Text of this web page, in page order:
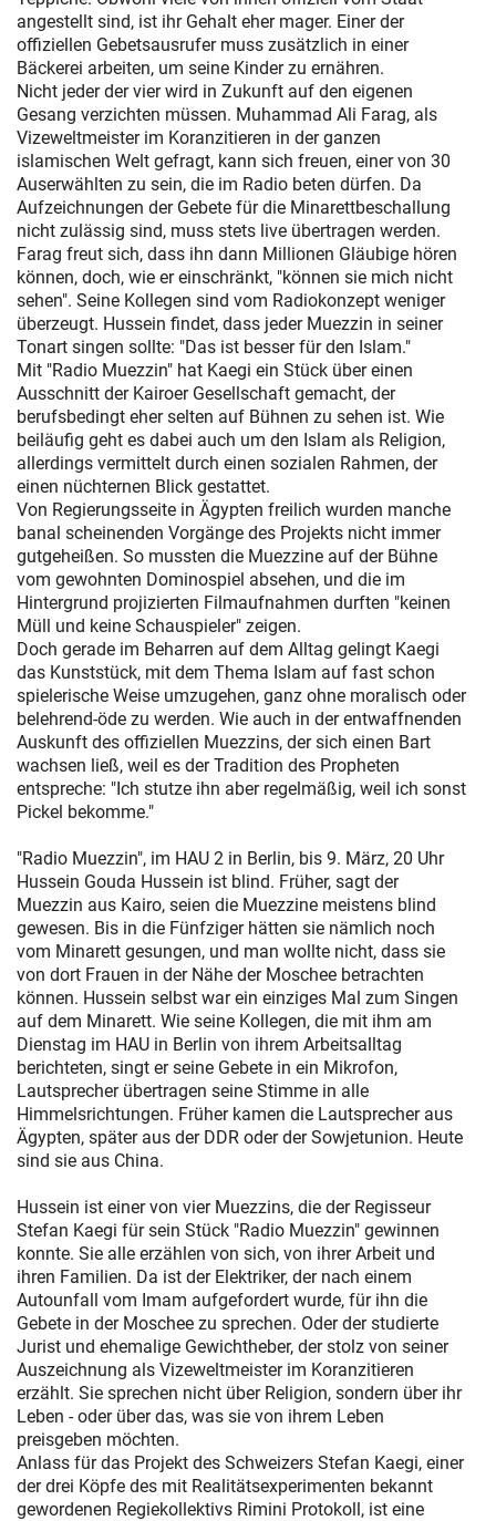
angestellt sind, ist ihr Gehalt eher mager. Einer der
offiziellen Gebetsausrufer muss zusätzlich in einer
Bäckerei arbeiten, um seine Kinder zu ernähren.
Nicht jeder der vier wird in Zukunft auf den eigenen
Gesang verzichten müssen. Muhammad Ali Farag, als
Vizeweltmeister im Koranzitieren in der ganzen
islamischen Welt gefragt, kann sich freuen, einer von 30
Auserwählten zu sein, die im Radio beten dürfen. Da
Aufzeichnungen der Gebete für die Minarettbeschallung
nicht zulässig sind, muss stets live übertragen werden.
Farag freut sich, dass ihn dann Millionen Gläubige hören
können, doch, wie er einschränkt, "können sie mich nicht
sehen". Seine Kollegen sind vom Radiokonzept weniger
überzeugt. Hussein findet, dass jeder Muezzin in seiner
Tonart singen sollte: "Das ist besser für den Islam."
Mit "Radio Muezzin" hat Kaegi ein Stück über einen
Ausschnitt der Kairoer Gesellschaft gemacht, der
berufsbedingt eher selten auf Bühnen zu sehen ist. Wie
beiläufig geht es dabei auch um den Islam als Religion,
allerdings vermittelt durch einen sozialen Rahmen, der
einen nüchternen Blick gestattet.
Von Regierungsseite in Ägypten freilich wurden manche
banal scheinenden Vorgänge des Projekts nicht immer
gutgeheißen. So mussten die Muezzine auf der Bühne
vom gewohnten Dominospiel absehen, und die im
Hintergrund projizierten Filmaufnahmen durften "keinen
Müll und keine Schauspieler" zeigen.
Doch gerade im Beharren auf dem Alltag gelingt Kaegi
das Kunststück, mit dem Thema Islam auf fast schon
spielerische Weise umzugehen, ganz ohne moralisch oder
belehrend-öde zu werden. Wie auch in der entwaffnenden
Auskunft des offiziellen Muezzins, der sich einen Bart
wachsen ließ, weil es der Tradition des Propheten
entspreche: "Ich stutze ihn aber regelmäßig, weil ich sonst
Pickel bekomme."
"Radio Muezzin", im HAU 2 in Berlin, bis 9. März, 20 Uhr
Hussein Gouda Hussein ist blind. Früher, sagt der
Muezzin aus Kairo, seien die Muezzine meistens blind
gewesen. Bis in die Fünfziger hätten sie nämlich noch
vom Minarett gesungen, und man wollte nicht, dass sie
von dort Frauen in der Nähe der Moschee betrachten
können. Hussein selbst war ein einziges Mal zum Singen
auf dem Minarett. Wie seine Kollegen, die mit ihm am
Dienstag im HAU in Berlin von ihrem Arbeitsalltag
berichteten, singt er seine Gebete in ein Mikrofon,
Lautsprecher übertragen seine Stimme in alle
Himmelsrichtungen. Früher kamen die Lautsprecher aus
Ägypten, später aus der DDR oder der Sowjetunion. Heute
sind sie aus China.
Hussein ist einer von vier Muezzins, die der Regisseur
Stefan Kaegi für sein Stück "Radio Muezzin" gewinnen
konnte. Sie alle erzählen von sich, von ihrer Arbeit und
ihren Familien. Da ist der Elektriker, der nach einem
Autounfall vom Imam aufgefordert wurde, für ihn die
Gebete in der Moschee zu sprechen. Oder der studierte
Jurist und ehemalige Gewichtheber, der stolz von seiner
Auszeichnung als Vizeweltmeister im Koranzitieren
erzählt. Sie sprechen nicht über Religion, sondern über ihr
Leben - oder über das, was sie von ihrem Leben
preisgeben möchten.
Anlass für das Projekt des Schweizers Stefan Kaegi, einer
der drei Köpfe des mit Realitätsexperimenten bekannt
gewordenen Regiekollektivs Rimini Protokoll, ist eine